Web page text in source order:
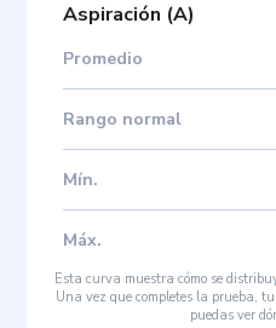
Aspiración (A)
Promedio
Rango normal
Mín.
Máx.
Esta curva muestra cómo se
Una vez que completes la prueba,
puedas ver